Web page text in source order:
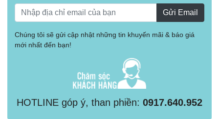
Gửi Email
Chúng tôi sẽ gửi cập nhật những tin khuyến mãi & báo giá
mới nhất đến bạn!
HOTLINE góp ý, than phiền: 0917.640.952